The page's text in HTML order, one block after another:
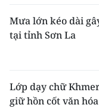
Mưa lớn kéo dài
tại tỉnh Sơn La
Lớp dạy chữ
giữ hồn cốt văn